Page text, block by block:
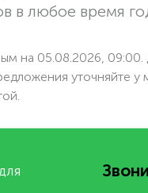
в любое время
на 05.08.2026, 09:00.
уточняйте у